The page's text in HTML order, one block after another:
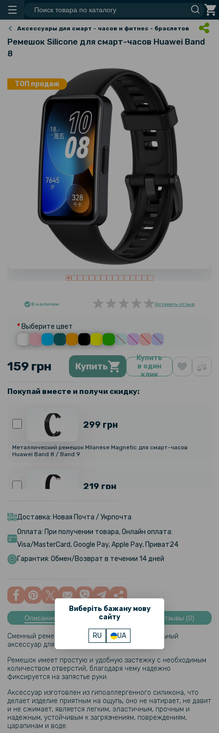
Виберіть бажану мову
сайту
RU UA
Аксессуары для смарт - часов и фитнес - браслетов
Ремешок Silicone для смарт-часов Huawei Band
8
ТОП продаж
В наличии Оставить отзыв
Выберите цвет
159 грн Купить
Купить
в один
клик
Покупай вместе и получи скидку:
299 грн
Металлический ремешок Milanese Magnetic для смарт-часов
Huawei Band 8 / Band 9
219 грн
199 грн
Противоударная гидрогелевая пленка Hydrogel Film для Huawei
479 грн
Элегантный кожаный ремешок для Huawei Band 8 с классической
защелкой
195 грн
229 грн
M53 (5G)
246 грн
Доставка: Новая Почта / Укрпочта
Оплата: При получении товара, Онлайн оплата:
Visa/MasterCard, Google Pay, Apple Pay, Приват24
Гарантия: Обмен/Возврат в течении 14 дней
Описание Характеристики Отзывы (0)
Сменный ремешок Silicone – лаконичный и стильный
аксессуар для Вашего
Huawei Band 8
Ремешок имеет простую и удобную застежку с необходимым
количеством отверстий, благодаря чему надежно
фиксируется на запястье руки.
Аксессуар изготовлен из гипоаллергенного силикона, что
делает изделие приятным на ощупь, оно не натирает, не давит
и не сжимает, является легким, эластичным, прочным и
надежным, устойчивым к загрязнениям, повреждениям,
царапинам и воде.